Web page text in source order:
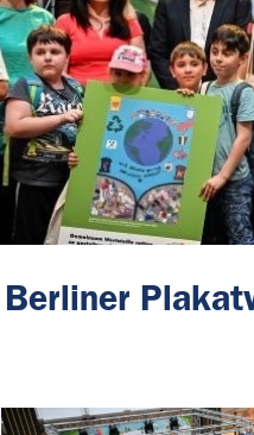
Berliner